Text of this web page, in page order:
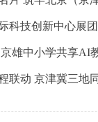
科技创新中心展
雄中小学共享AI
联动 京津冀三地